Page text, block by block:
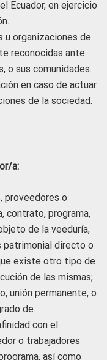
Ecuador, en ejercicio
u organizaciones de
reconocidas ante
o sus comunidades.
en caso de actuar
de la sociedad.
a:
proveedores o
contrato, programa,
de la veeduría,
patrimonial directo o
existe otro tipo de
de las mismas;
unión permanente, o
de
con el
o trabajadores
así como